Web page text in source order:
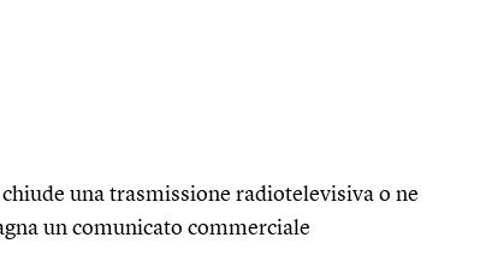
una trasmissione radiotelevisiva o ne
un comunicato commerciale